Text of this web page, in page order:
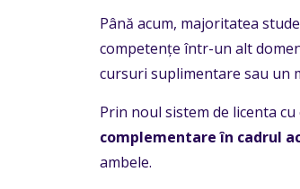
Până acum, majoritatea
competențe într-un alt
cursuri suplimentare sau un
Prin noul sistem de licenta
complementare în cadrul
ambele.